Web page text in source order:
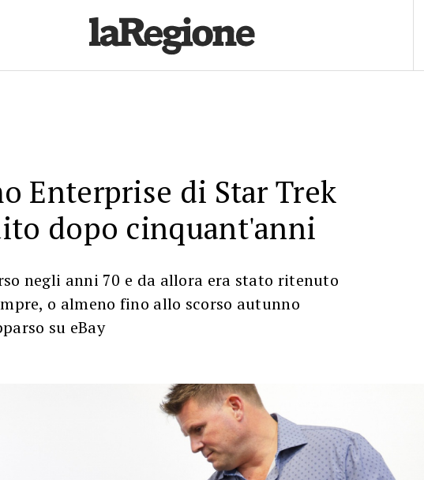
Enterprise di Star Trek
dopo cinquant'anni
negli anni 70 e da allora era stato ritenuto
o almeno fino allo scorso autunno
su eBay